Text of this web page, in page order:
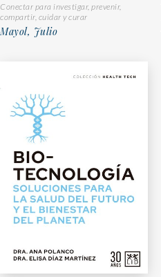
Conectar para investigar, prevenir,
compartir, cuidar y curar
Mayol, Julio